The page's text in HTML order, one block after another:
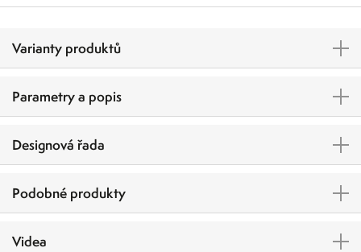
Varianty produktů
Parametry a popis
Designová řada
Podobné produkty
Videa